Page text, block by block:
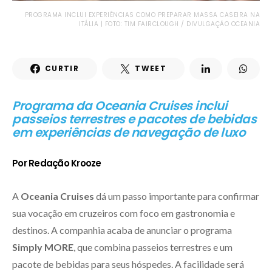
PROGRAMA INCLUI EXPERIÊNCIAS COMO PREPARAR MASSA CASEIRA NA
ITÁLIA | FOTO: TIM FAIRCLOUGH / DIVULGAÇÃO OCEANIA
CURTIR TWEET
Programa da Oceania Cruises inclui
passeios terrestres e pacotes de bebidas
em experiências de navegação de luxo
Por Redação Krooze
A Oceania Cruises dá um passo importante para confirmar
sua vocação em cruzeiros com foco em gastronomia e
destinos. A companhia acaba de anunciar o programa
Simply MORE , que combina passeios terrestres e um
pacote de bebidas para seus hóspedes. A facilidade será